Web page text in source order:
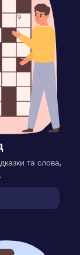
та слова,